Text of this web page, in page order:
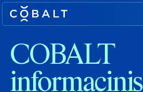
COBALT
informacinis